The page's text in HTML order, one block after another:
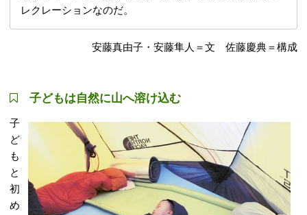
レクレーションなのだ。
安藤真由子・安藤隼人＝文 佐藤慶典＝構成
子どもは自然に山へ溶け込む
子
ど
も
と
初
め